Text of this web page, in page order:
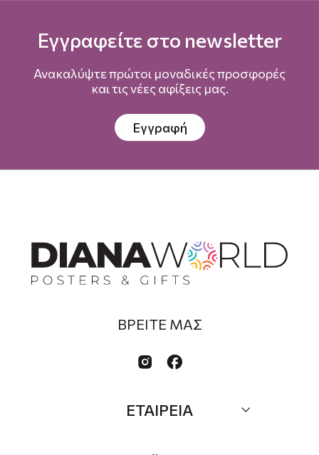
Εγγραφείτε στο newsletter
Ανακαλύψτε πρώτοι μοναδικές προσφορές
και τις νέες αφίξεις μας.
Εγγραφή
ΒΡΕΙΤΕ ΜΑΣ
 
ΕΤΑΙΡΕΙΑ